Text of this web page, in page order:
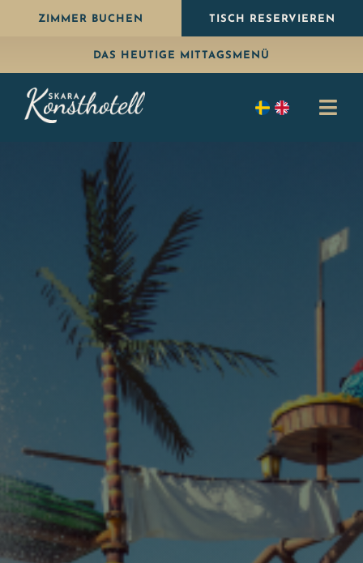
WeiterZIMMER BUCHEN TISCH RESERVIEREN
DAS HEUTIGE MITTAGSMENÜ
Übernachten
Feiern
Konferenz
Weihnachtsbuffet
Kontakt
Events
Kunst